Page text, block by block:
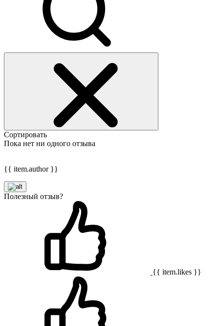
Сортировать
Пока нет ни одного отзыва
{{ item.author }}
Полезный отзыв?
{{ item.likes }}